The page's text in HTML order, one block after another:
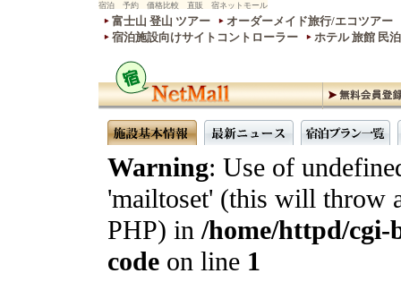
宿泊 予約 価格比較 直販 宿ネットモール
富士山 登山 ツアー
オーダーメイド旅行/エコツアー
宿泊施設向けサイトコントローラー
ホテル 旅館 民
Warning: Use of
'mailtoset' (this will throw
PHP) in/home/httpd/cgi-
code on line 1